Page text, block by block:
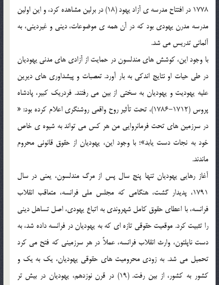
1778 در افتتاح مدرسه ي آزاد يهود (18) در برلين مشاهده كرد، و اين اولين
مدرسه مدرن يهودي بود كه در آن همه ي موضوعات، ديني و غيرديني، به
آلماني تدريس مي شد.
با وجود اين، كوشش هاي مندلسون در حمايت از آزادي هاي مدني يهوديان
در طي حيات او نتايج اندكي به بار آورد. تعصبات و پيشداوري هاي ديرين
عليه يهوديت و يهوديان به سختي از بين مي رفتند. فردريك كبير، پادشاه
پروس (1712-1786)، تحت تأثير روح واقعي روشنگري اعلام كرده بود: «
در سرزمين هاي تحت فرمانروايي من هر كس مي تواند به شيوه ي خاص
خود به نجات دست يابد»؛ با وجود اين، يهوديان از حقوق قانوني محروم
ماندند.
آغاز رهايي يهوديان تنها پنج سال پس از مرگ مندلسون، يعني در سال
1791، پديدار گشت، هنگامي كه مجلس ملي فرانسه، متعاقب انقلاب
فرانسه، با اعطاي حقوق كامل شهروندي به اتباع يهودي، اصل تساهل ديني
را تثبيت كرد. موقعيت حقوقي تازه اي كه به يهوديان در فرانسه داده شد، به
دست ناپلئون، وارث انقلاب فرانسه، عملاً در هر سرزميني كه فتح مي كرد
تحميل مي شد. به زودي محروميت هاي حقوقي يهوديان، يك به يك و
كشور به كشور، از بين رفت. (19) در قرن نوزدهم، يهوديان در بيش تر